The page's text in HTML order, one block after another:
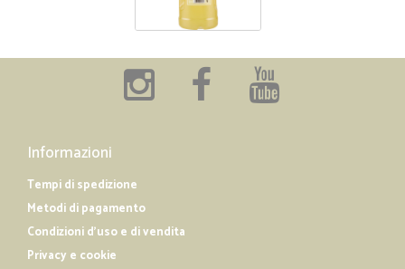
Informazioni
Tempi di spedizione
Metodi di pagamento
Condizioni d'uso e di vendita
Privacy e cookie